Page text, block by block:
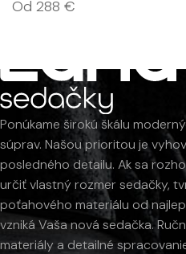
Od 288 €
Ponúkame širokú škálu
súprav. Našou prioritou je
posledného detailu. Ak sa
určiť vlastný rozmer sedačky,
poťahového materiálu od
vzniká Vaša nová sedačka.
materiály a detailné